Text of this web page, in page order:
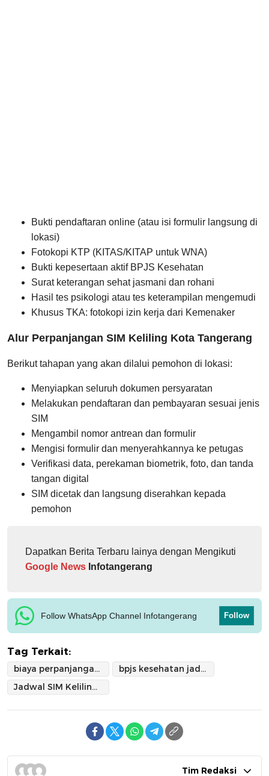
Bukti pendaftaran online (atau isi formulir langsung di
lokasi)
Fotokopi KTP (KITAS/KITAP untuk WNA)
Bukti kepesertaan aktif BPJS Kesehatan
Surat keterangan sehat jasmani dan rohani
Hasil tes psikologi atau tes keterampilan mengemudi
Khusus TKA: fotokopi izin kerja dari Kemenaker
Alur Perpanjangan SIM Keliling Kota Tangerang
Berikut tahapan yang akan dilalui pemohon di lokasi:
Menyiapkan seluruh dokumen persyaratan
Melakukan pendaftaran dan pembayaran sesuai jenis
SIM
Mengambil nomor antrean dan formulir
Mengisi formulir dan menyerahkannya ke petugas
Verifikasi data, perekaman biometrik, foto, dan tanda
tangan digital
SIM dicetak dan langsung diserahkan kepada
pemohon
Dapatkan Berita Terbaru lainya dengan Mengikuti
Google News Infotangerang
Follow WhatsApp Channel Infotangerang Follow
Tag Terkait:
biaya perpanjangan SIM Keliling
bpjs kesehatan jadi syarat bikin sim
Jadwal SIM Keliling Kota Tangerang
Tim Redaksi